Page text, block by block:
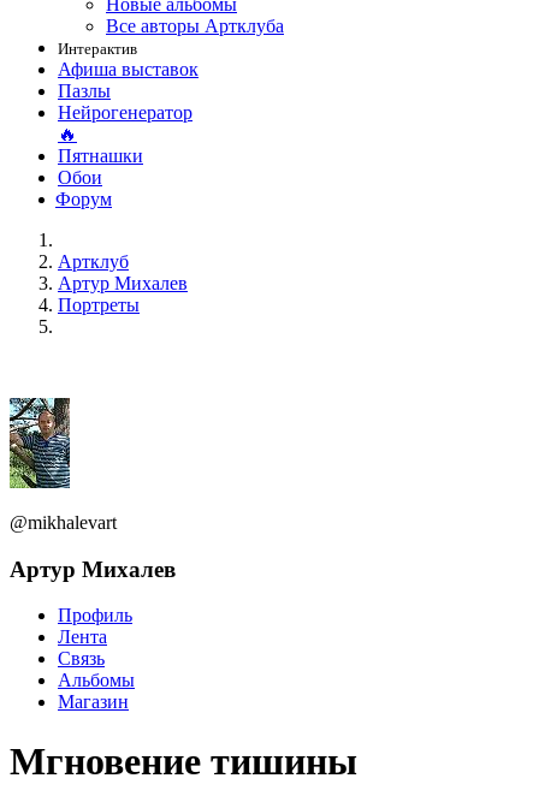
Новые альбомы
Все авторы Артклуба
Интерактив
Афиша выставок
Пазлы
Нейрогенератор
🔥
Пятнашки
Обои
Форум
Артклуб
Артур Михалев
Портреты
@mikhalevart
Артур Михалев
Профиль
Лента
Связь
Альбомы
Магазин
Мгновение тишины